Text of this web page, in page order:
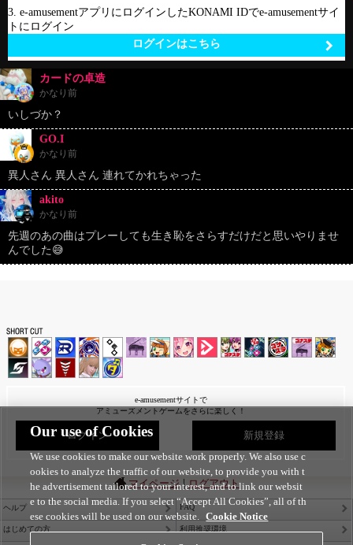
3. e-amusementアプリにログインしたKONAMI IDでe-amusementサイ
トにログイン
ログインはこちら
カードの卓造
かなり前
いしづか？
GO.I
かなり前
異人さん 異人さん 連れてかれちゃった
akito
かなり前
先週のあの曲はプレーしても生き恥をさらすだけだと思いやりませ
んでした😅
e-amusementサイトで
アミューズメントゲームをさらに楽しく！
ログイン 新規登録
マイページ|ログアウト
ヘルプ FAQ
はじめての方 利用推奨環境
Our use of Cookies
We use cookies to make our website work properly. We also use c
ookies to analyze the traffic of our website, to provide you with t
he advertisement tailored to your interest, and to link our websit
e to the social media. If you select “Accept All Cookies”, all of th
ese cookies will be used on our website. Cookie Notice